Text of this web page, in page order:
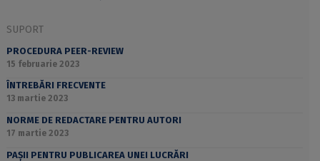
SUPORT
PROCEDURA PEER-REVIEW
15 februarie 2023
ÎNTREBĂRI FRECVENTE
13 martie 2023
NORME DE REDACTARE PENTRU AUTORI
17 martie 2023
PAȘII PENTRU PUBLICAREA UNEI LUCRĂRI